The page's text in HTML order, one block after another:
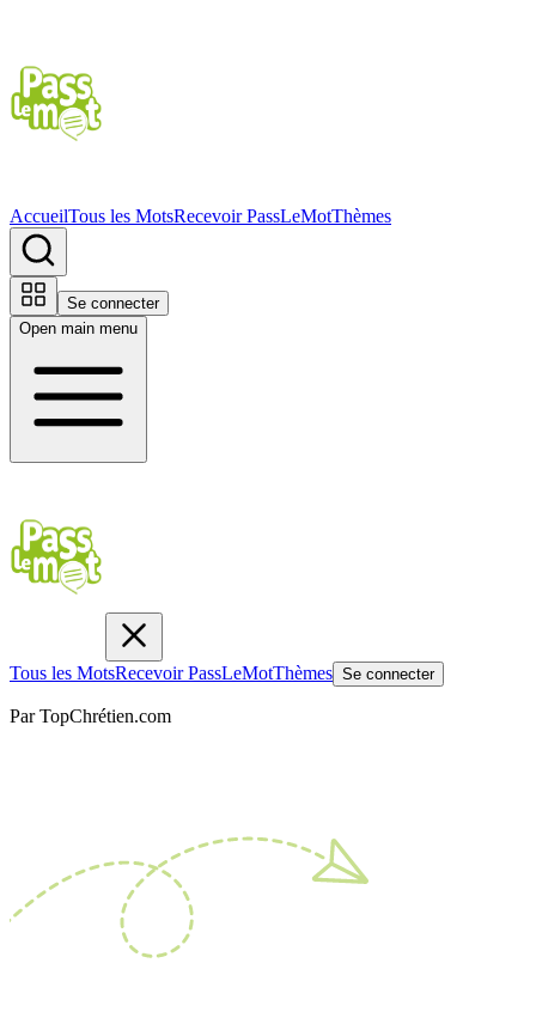
AccueilTous les MotsRecevoir PassLeMotThèmes
Se connecter
Open main menu
Tous les MotsRecevoir PassLeMotThèmes Se connecter
Par TopChrétien.com